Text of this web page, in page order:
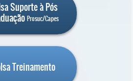
Suporte à Pós
Prosuc/Capes
Treinamento